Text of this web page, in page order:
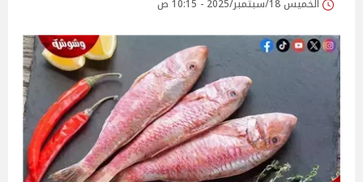
الخميس 18/سبتمبر/2025 - 10:15 ص